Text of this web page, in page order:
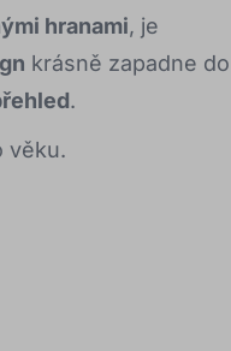
hranami, je
krásně zapadne do
.
věku.